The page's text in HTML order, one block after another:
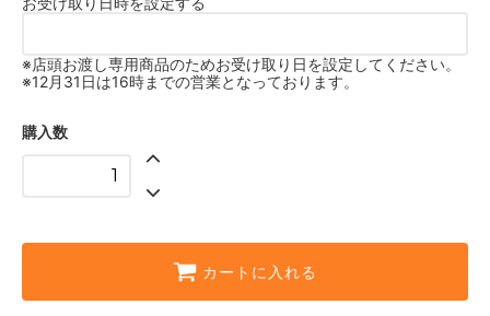
※店頭お渡し専用商品のためお受け取り日を設定してください。
※12月31日は16時までの営業となっております。
購入数
カートに入れる